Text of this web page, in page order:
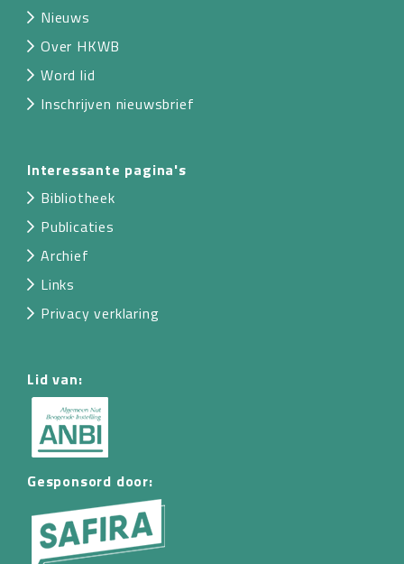
Nieuws
Over HKWB
Word lid
Inschrijven nieuwsbrief
Interessante pagina's
Bibliotheek
Publicaties
Archief
Links
Privacy verklaring
Lid van:
Gesponsord door: